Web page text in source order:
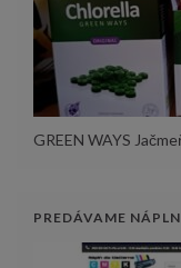
GREEN WAYS
PREDÁVAME